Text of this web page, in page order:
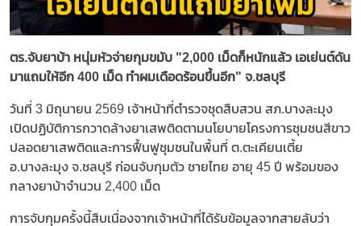
ตร.จับยาบ้า หนุ่มหัวจ่ายกุมขมับ "2,000 เม็ดก็หนักแล้ว เอเย่นต์ดัน
มาแถมให้อีก 400 เม็ด ทำผมเดือดร้อนขึ้นอีก" จ.ชลบุรี
วันที่ 3 มิถุนายน 2569 เจ้าหน้าที่ตำรวจชุดสืบสวน สภ.บางละมุง
เปิดปฏิบัติการกวาดล้างยาเสพติดตามนโยบายโครงการชุมชนสีขาว
ปลอดยาเสพติดและการฟื้นฟูชุมชนในพื้นที่ ต.ตะเคียนเตี้ย
อ.บางละมุง จ.ชลบุรี ก่อนจับกุมตัว ชายไทย อายุ 45 ปี พร้อมของ
กลางยาบ้าจำนวน 2,400 เม็ด
การจับกุมครั้งนี้สืบเนื่องจากเจ้าหน้าที่ได้รับข้อมูลจากสายลับว่า